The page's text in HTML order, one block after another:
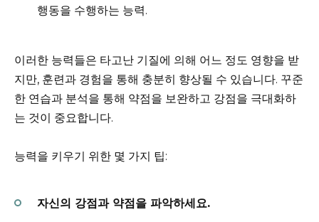
행동을 수행하는 능력.
이러한 능력들은 타고난 기질에 의해 어느 정도 영향을 받
지만, 훈련과 경험을 통해 충분히 향상될 수 있습니다. 꾸준
한 연습과 분석을 통해 약점을 보완하고 강점을 극대화하
는 것이 중요합니다.
능력을 키우기 위한 몇 가지 팁:
자신의 강점과 약점을 파악하세요.